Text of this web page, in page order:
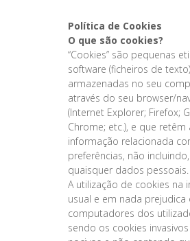
Política de Cookies
O que são cookies?
“Cookies” são pequenas
software (ficheiros de
armazenadas no seu
através do seu browser/
(Internet Explorer; Firefox;
Chrome; etc.), e que retêm
informação relacionada
preferências, não
quaisquer dados pessoais.
A utilização de cookies na
usual e em nada prejudica
computadores dos
sendo os cookies